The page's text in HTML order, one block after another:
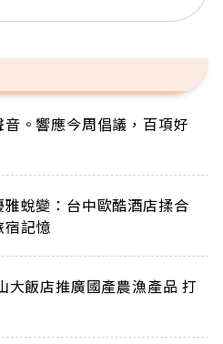
。響應今周倡議，百項好
蛻變：台中歐酷酒店揉合
記憶
大飯店推廣國產農漁產品 打